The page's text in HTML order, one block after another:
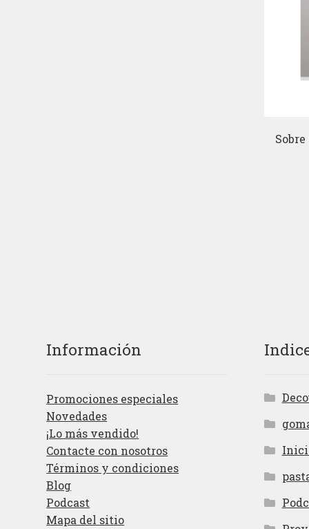
Información
Promociones especiales
Novedades
¡Lo más vendido!
Contacte con nosotros
Términos y condiciones
Blog
Podcast
Mapa del sitio